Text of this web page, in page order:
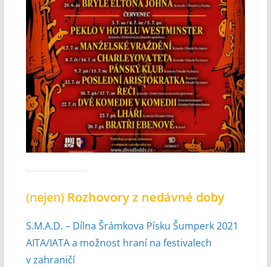
(nejen) Rozhovory z nedávné doby
S.M.A.D. – Dílna Šrámkova Písku Šumperk 2021
AITA/IATA a možnost hraní na festivalech
v zahraničí